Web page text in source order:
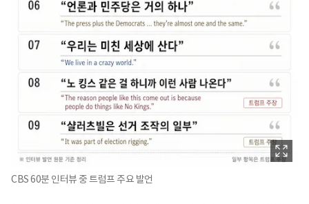
CBS 60분 인터뷰 중 트럼프 주요 발언